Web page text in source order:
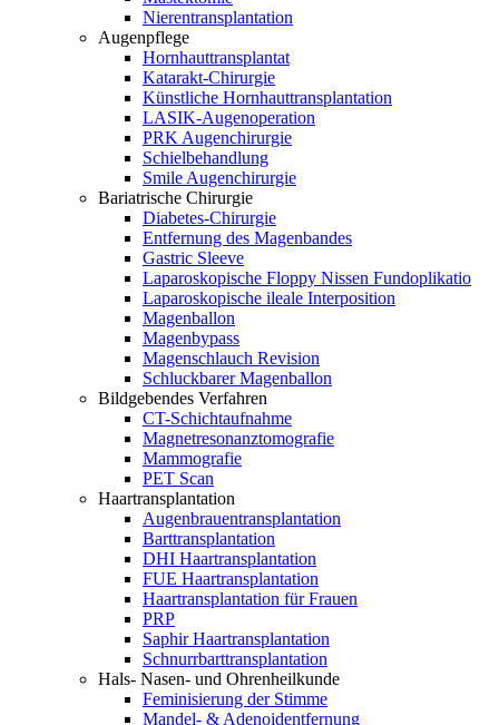
Nierentransplantation
Augenpflege
Hornhauttransplantat
Katarakt-Chirurgie
Künstliche Hornhauttransplantation
LASIK-Augenoperation
PRK Augenchirurgie
Schielbehandlung
Smile Augenchirurgie
Bariatrische Chirurgie
Diabetes-Chirurgie
Entfernung des Magenbandes
Gastric Sleeve
Laparoskopische Floppy Nissen Fundoplikatio
Laparoskopische ileale Interposition
Magenballon
Magenbypass
Magenschlauch Revision
Schluckbarer Magenballon
Bildgebendes Verfahren
CT-Schichtaufnahme
Magnetresonanztomografie
Mammografie
PET Scan
Haartransplantation
Augenbrauentransplantation
Barttransplantation
DHI Haartransplantation
FUE Haartransplantation
Haartransplantation für Frauen
PRP
Saphir Haartransplantation
Schnurrbarttransplantation
Hals- Nasen- und Ohrenheilkunde
Feminisierung der Stimme
Mandel- & Adenoidentfernung